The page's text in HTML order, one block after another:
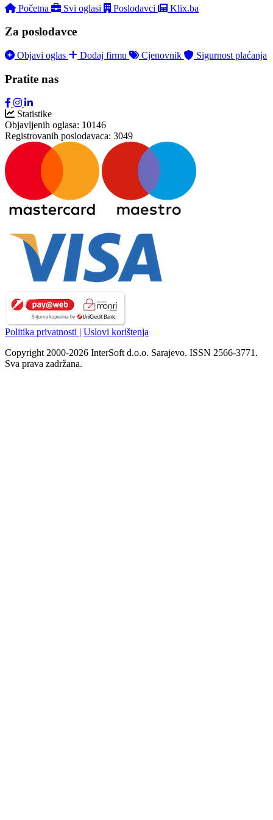
Početna Svi oglasi Poslodavci Klix.ba
Za poslodavce
Objavi oglas Dodaj firmu Cjenovnik Sigurnost plaćanja
Pratite nas
Statistike
Objavljenih oglasa: 10146
Registrovanih poslodavaca: 3049
Politika privatnosti | Uslovi korištenja
Copyright 2000-2026 InterSoft d.o.o. Sarajevo. ISSN 2566-3771.
Sva prava zadržana.